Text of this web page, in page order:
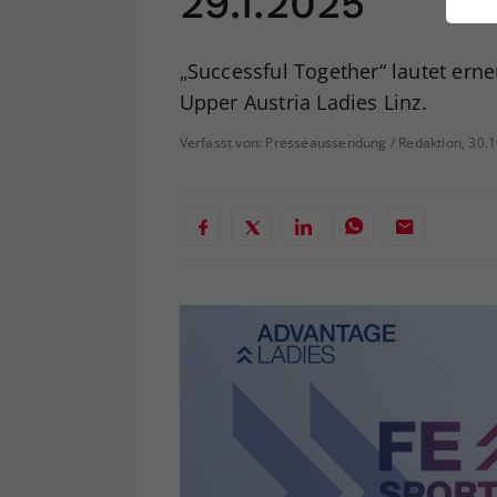
„Successful Together“ lautet
Upper Austria Ladies Linz.
Verfasst von: Presseaussendung / Redaktion,